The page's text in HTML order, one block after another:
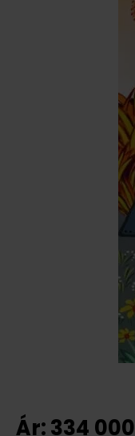
Ár:334 000